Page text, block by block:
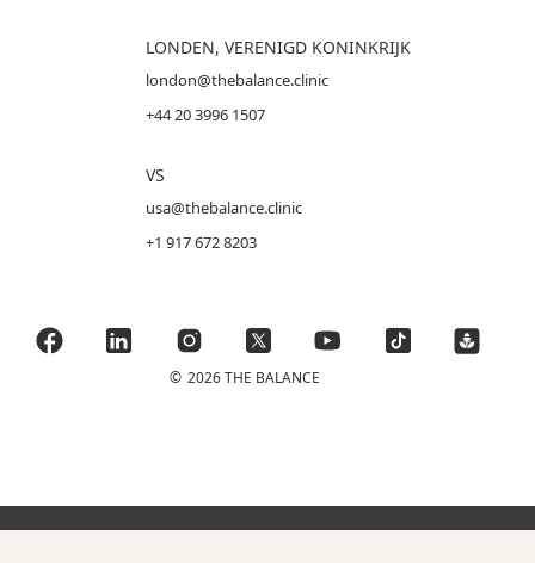
LONDEN, VERENIGD KONINKRIJK
london@thebalance.clinic
+44 20 3996 1507
VS
usa@thebalance.clinic
+1 917 672 8203
© 2026 THE BALANCE